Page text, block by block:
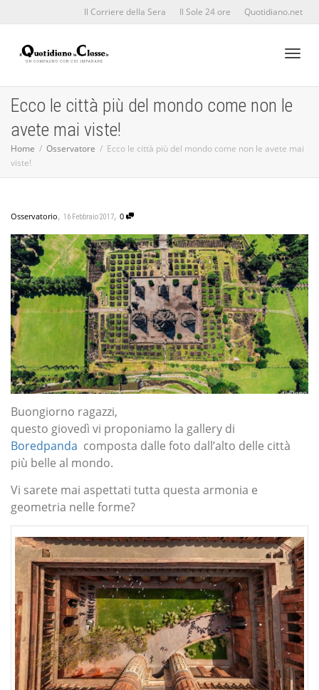
Il Corriere della Sera Il Sole 24 ore Quotidiano.net
Ecco le città più del mondo come non le
avete mai viste!
Home Osservatore
Ecco le città più del mondo come non le avete mai
viste!
Osservatorio, 16 Febbraio 2017, 0
Buongiorno ragazzi,
questo giovedì vi proponiamo la gallery di
Boredpanda composta dalle foto dall’alto delle città
più belle al mondo.
Vi sarete mai aspettati tutta questa armonia e
geometria nelle forme?